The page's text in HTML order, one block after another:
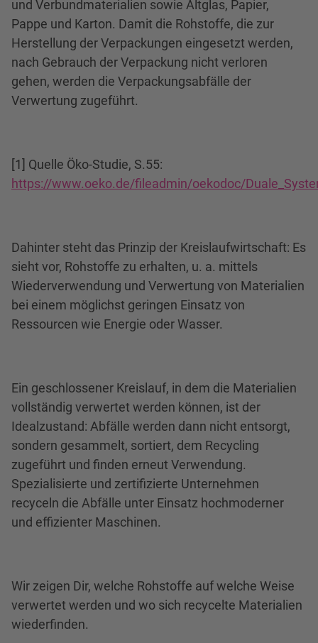
und Verbundmaterialien sowie Altglas, Papier,
Pappe und Karton. Damit die Rohstoffe, die zur
Herstellung der Verpackungen eingesetzt werden,
nach Gebrauch der Verpackung nicht verloren
gehen, werden die Verpackungsabfälle der
Verwertung zugeführt.
[1] Quelle Öko-Studie, S.55:
https://www.oeko.de/fileadmin/oekodoc/
Dahinter steht das Prinzip der Kreislaufwirtschaft: Es
sieht vor, Rohstoffe zu erhalten, u. a. mittels
Wiederverwendung und Verwertung von Materialien
bei einem möglichst geringen Einsatz von
Ressourcen wie Energie oder Wasser.
Ein geschlossener Kreislauf, in dem die Materialien
vollständig verwertet werden können, ist der
Idealzustand: Abfälle werden dann nicht entsorgt,
sondern gesammelt, sortiert, dem Recycling
zugeführt und finden erneut Verwendung.
Spezialisierte und zertifizierte Unternehmen
recyceln die Abfälle unter Einsatz hochmoderner
und effizienter Maschinen.
Wir zeigen Dir, welche Rohstoffe auf welche Weise
verwertet werden und wo sich recycelte Materialien
wiederfinden.